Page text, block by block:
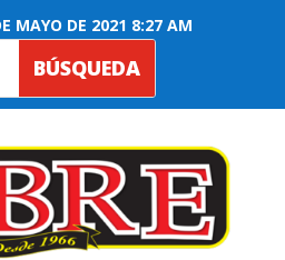
MAYO DE 2021 8:27 AM